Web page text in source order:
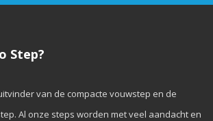
Step?
van de compacte vouwstep en de
Al onze steps worden met veel aandacht en